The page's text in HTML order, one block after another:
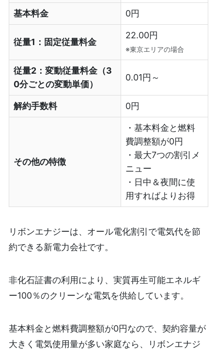
基本料金 0円
従量1：固定従量料金
22.00円
※東京エリアの場合
従量2：変動従量料金（3
0分ごとの変動単価）
0.01円～
解約手数料 0円
その他の特徴
・基本料金と燃料
費調整額が0円
・最大7つの割引メ
ニュー
・日中＆夜間に使
用すればよりお得
リボンエナジーは、オール電化割引で電気代を節
約できる新電力会社です。
非化石証書の利用により、実質再生可能エネルギ
ー100％のクリーンな電気を供給しています。
基本料金と燃料費調整額が0円なので、契約容量が
大きく電気使用量が多い家庭なら、リボンエナジ